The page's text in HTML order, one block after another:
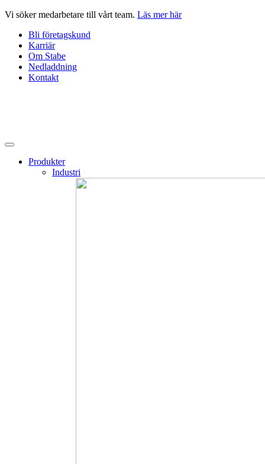
Hoppa
innehåll
Vi söker medarbetare till vårt team. Läs mer här
Bli företagskund
Karriär
Om Stabe
Nedladdning
Kontakt
Produkter
Industri